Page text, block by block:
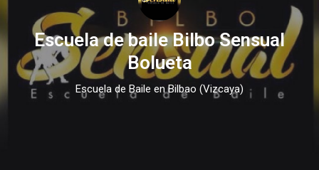
Escuela de baile Bilbo Sensual
Bolueta
Escuela de Baile en Bilbao (Vizcaya)